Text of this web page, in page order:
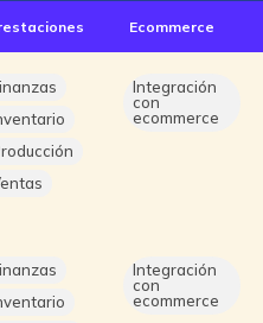
Ecommerce
Integración
con
ecommerce
Integración
con
ecommerce